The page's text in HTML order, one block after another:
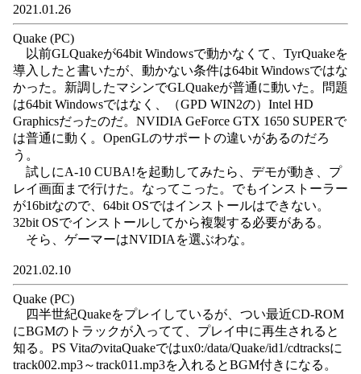
2021.01.26
Quake (PC)
以前GLQuakeが64bit Windowsで動かなくて、TyrQuakeを
導入したと書いたが、動かない条件は64bit Windowsではな
かった。新調したマシンでGLQuakeが普通に動いた。問題
は64bit Windowsではなく、（GPD WIN2の）Intel HD
Graphicsだったのだ。NVIDIA GeForce GTX 1650 SUPERで
は普通に動く。OpenGLのサポートの違いがあるのだろ
う。
試しにA-10 CUBA!を起動してみたら、デモが動き、プ
レイ画面まで行けた。なってこった。でもインストーラー
が16bitなので、64bit OSではインストールはできない。
32bit OSでインストールしてから複製する必要がある。
そら、ゲーマーはNVIDIAを選ぶわな。
2021.02.10
Quake (PC)
四半世紀Quakeをプレイしているが、つい最近CD-ROM
にBGMのトラックが入ってて、プレイ中に再生されると
知る。PS VitaのvitaQuakeではux0:/data/Quake/id1/cdtracksに
track002.mp3～track011.mp3を入れるとBGM付きになる。